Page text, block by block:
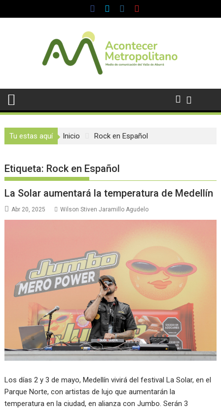
al
Tu estas aquí Inicio Rock en Español
Etiqueta: Rock en Español
La Solar aumentará la temperatura de Medellín
Abr 20, 2025 Wilson Stiven Jaramillo Agudelo
Los días 2 y 3 de mayo, Medellín vivirá del festival La Solar, en el
Parque Norte, con artistas de lujo que aumentarán la
temperatura en la ciudad, en alianza con Jumbo. Serán 3